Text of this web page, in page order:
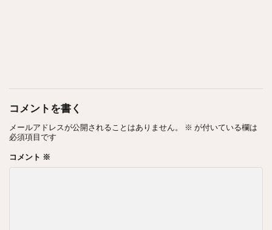
コメントを書く
メールアドレスが公開されることはありません。 ※ が付いている欄は
必須項目です
コメント ※